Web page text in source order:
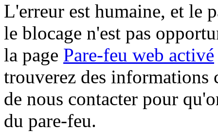
L'erreur est humaine, et le
le blocage n'est pas
la page Pare-feu web activé
trouverez des informations
de nous contacter pour
du pare-feu.